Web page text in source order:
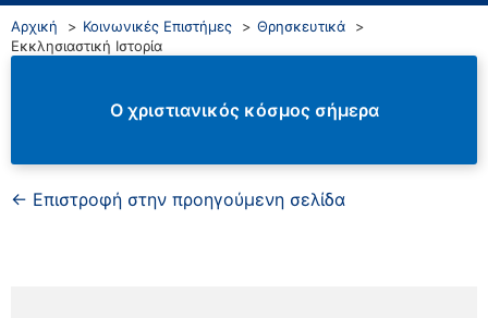
Αρχική Κοινωνικές Επιστήμες
Θρησκευτικά
Εκκλησιαστική Ιστορία
Ο χριστιανικός κόσμος σήμερα
← Επιστροφή στην προηγούμενη σελίδα